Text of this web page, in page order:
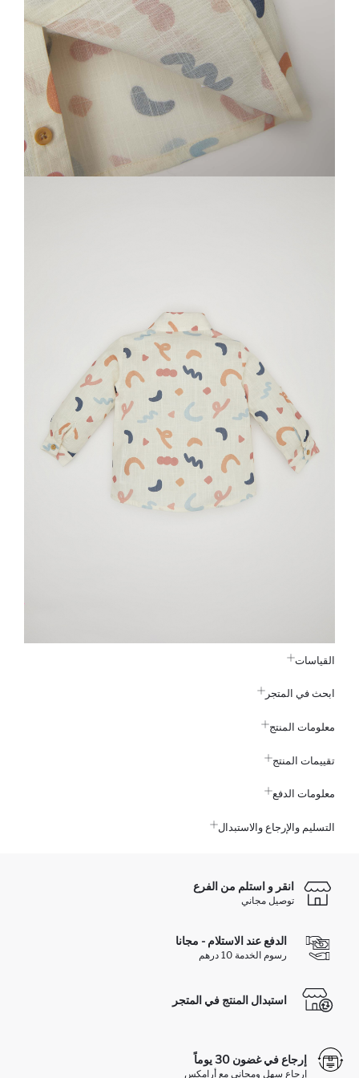
القياسات
ابحث في المتجر
معلومات المنتج
تقييمات المنتج
معلومات الدفع
التسليم والإرجاع والاستبدال
انقر و استلم من الفرع
توصيل مجاني
الدفع عند الاستلام - مجانا
رسوم الخدمة 10 درهم
استبدال المنتج في المتجر
إرجاع في غضون 30 يوماً
إرجاع سهل ومجاني مع أرامكس